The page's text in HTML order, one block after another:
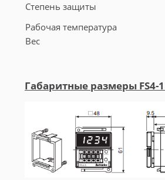
Степень защиты
Рабочая температура
Вес
Габаритные размеры FS4-